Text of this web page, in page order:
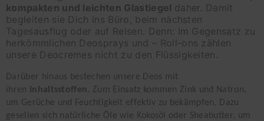
kompakten und leichten Glastiegel daher. Damit
begleiten sie Dich ins Büro, beim nächsten
Tagesausflug oder auf Reisen. Denn: Im Gegensatz zu
herkömmlichen Deosprays und – Roll-ons zählen
unsere Deocremes nicht zu den Flüssigkeiten.
Darüber hinaus bestechen unsere Deos mit
ihren
Inhaltsstoffen
. Zum Einsatz kommen Zink und Natron,
um Gerüche und Feuchtigkeit effektiv zu bekämpfen. Dazu
gesellen sich natürliche Öle wie Kokosöl oder Sheabutter, um